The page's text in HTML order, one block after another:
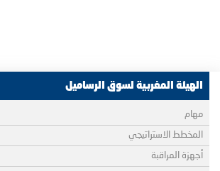
الهيئة المغربية لسوق الرساميل
مهام
المخطط الاستراتيجي
أجهزة المراقبة